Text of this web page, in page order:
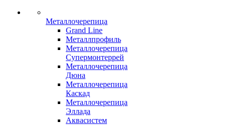
Металлочерепица
Grand Line
Металлпрофиль
Металлочерепица
Супермонтеррей
Металлочерепица
Дюна
Металлочерепица
Каскад
Металлочерепица
Эллада
Аквасистем